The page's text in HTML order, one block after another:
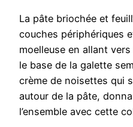
La pâte briochée et
couches périphériques
moelleuse en allant vers
le base de la galette
crème de noisettes qui
autour de la pâte,
l’ensemble avec cette